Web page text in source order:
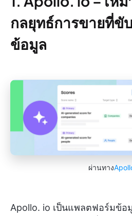
กลยุทธ์การขายที่ขั
ข้อมูล
ผ่านทาง
Apollo. io เป็นแพลตฟอร์มข้อ